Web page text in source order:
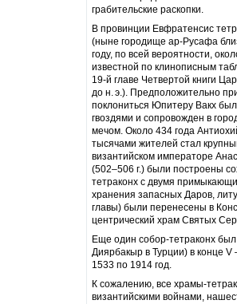
грабительские раскопки.
В провинции Евфратенсис
(ныне городище ар-Русафа
году, по всей вероятности,
известной по клинописным
19-й главе Четвертой книги
до н. э.). Предположительно
поклониться Юпитеру Вакх
гвоздями и сопровожден в
мечом. Около 434 года
тысячами жителей стал
византийском императоре
(502–506 г.) были построены
тетраконх с двумя
хранения запасных Даров,
главы) были перенесены в
центрический храм Святых
Еще один собор-тетраконх
Диярбакыр в Турции) в конце
1533 по 1914 год.
К сожалению, все храмы-
византийскими войнами,